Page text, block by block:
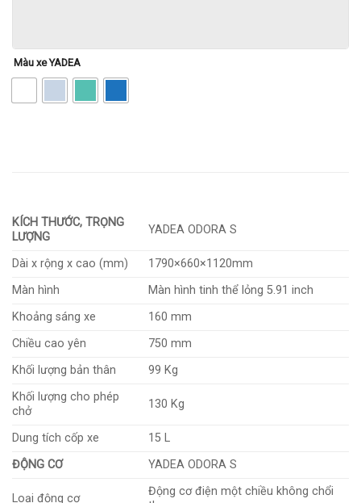
Màu xe YADEA
KÍCH THƯỚC, TRỌNG
LƯỢNG
YADEA ODORA S
Dài x rộng x cao (mm)
1790×660×1120mm
Màn hình
Màn hình tinh thể lỏng 5.91 inch
Khoảng sáng xe
160 mm
Chiều cao yên
750 mm
Khối lượng bản thân
99 Kg
Khối lượng cho phép
chở
130 Kg
Dung tích cốp xe
15 L
ĐỘNG CƠ
YADEA ODORA S
Loại động cơ
Động cơ điện một chiều không chổi